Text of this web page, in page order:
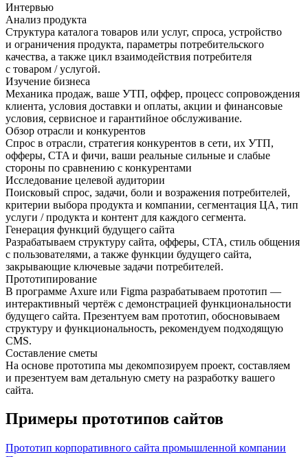
Интервью
Анализ продукта
Структура каталога товаров или услуг, спроса, устройство
и ограничения продукта, параметры потребительского
качества, а также цикл взаимодействия потребителя
с товаром / услугой.
Изучение бизнеса
Механика продаж, ваше УТП, оффер, процесс сопровождения
клиента, условия доставки и оплаты, акции и финансовые
условия, сервисное и гарантийное обслуживание.
Обзор отрасли и конкурентов
Спрос в отрасли, стратегия конкурентов в сети, их УТП,
офферы, CTA и фичи, ваши реальные сильные и слабые
стороны по сравнению с конкурентами
Исследование целевой аудитории
Поисковый спрос, задачи, боли и возражения потребителей,
критерии выбора продукта и компании, сегментация ЦА, тип
услуги / продукта и контент для каждого сегмента.
Генерация функций будущего сайта
Разрабатываем структуру сайта, офферы, CTA, стиль общения
с пользователями, а также функции будущего сайта,
закрывающие ключевые задачи потребителей.
Прототипирование
В программе Axure или Figma разрабатываем прототип —
интерактивный чертёж с демонстрацией функциональности
будущего сайта. Презентуем вам прототип, обосновываем
структуру и функциональность, рекомендуем подходящую
CMS.
Составление сметы
На основе прототипа мы декомпозируем проект, составляем
и презентуем вам детальную смету на разработку вашего
сайта.
Примеры прототипов сайтов
Прототип корпоративного сайта промышленной компании